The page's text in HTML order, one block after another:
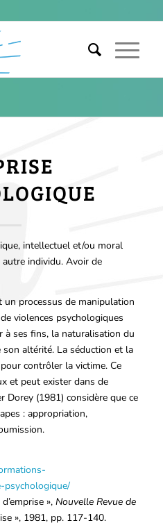
intellectuel et/ou moral
individu. Avoir de
un processus de manipulation
violences psychologiques
à ses fins, la naturalisation du
son altérité. La séduction et la
contrôler la victime. Ce
et peut exister dans de
Dorey (1981) considère que ce
: appropriation,
psychologique/
», Nouvelle Revue de
», 1981, pp. 117-140.